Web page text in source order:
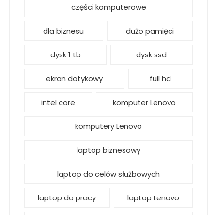
części komputerowe
dla biznesu dużo pamięci
dysk 1 tb dysk ssd
ekran dotykowy full hd
intel core komputer Lenovo
komputery Lenovo
laptop biznesowy
laptop do celów służbowych
laptop do pracy laptop Lenovo